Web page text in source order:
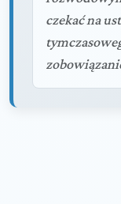
czekać na